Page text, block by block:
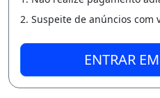
- Lavanderia -
condomínio;
- Portaria 24 horas,
- Monitoramento por
2. Suspeite de anúncios com
ENTRAR